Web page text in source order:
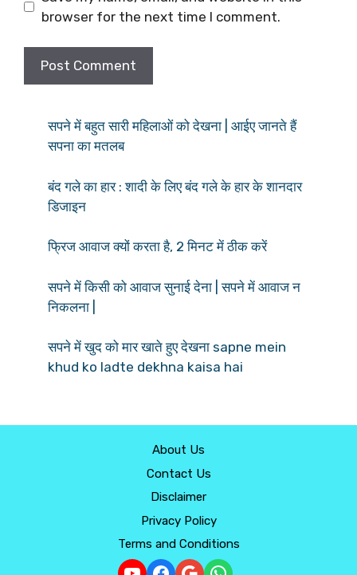
browser for the next time I comment.
सपने में बहुत सारी महिलाओं को देखना | आईए जानते हैं
सपना का मतलब
बंद गले का हार : शादी के लिए बंद गले के हार के शानदार
डिजाइन
फ्रिज आवाज क्यों करता है, 2 मिनट में ठीक करें
सपने में किसी को आवाज सुनाई देना | सपने में आवाज न
निकलना |
सपने में खुद को मार खाते हुए देखना sapne mein
khud ko ladte dekhna kaisa hai
About Us
Contact Us
Disclaimer
Privacy Policy
Terms and Conditions